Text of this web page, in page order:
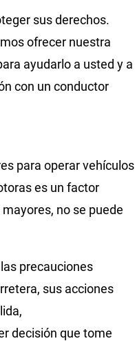
sus derechos.
ofrecer nuestra
ayudarlo a usted y a
con un conductor
para operar vehículos
es un factor
no se puede
precauciones
sus acciones
decisión que tome